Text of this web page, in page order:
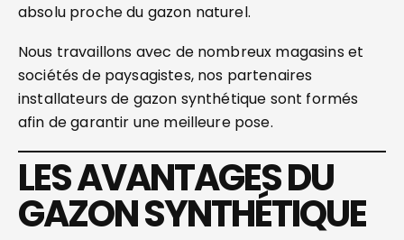
absolu proche du gazon naturel.
Nous travaillons avec de nombreux magasins et
sociétés de paysagistes, nos partenaires
installateurs de gazon synthétique sont formés
afin de garantir une meilleure pose.
LES AVANTAGES DU
GAZON SYNTHÉTIQUE